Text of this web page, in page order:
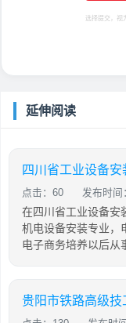
选择提交，视
延伸阅读
四川省工业设备安
点击：60 发布时间
在四川省工业设备安
机电设备安装专业，
电子商务培养以后从
贵阳市铁路高级